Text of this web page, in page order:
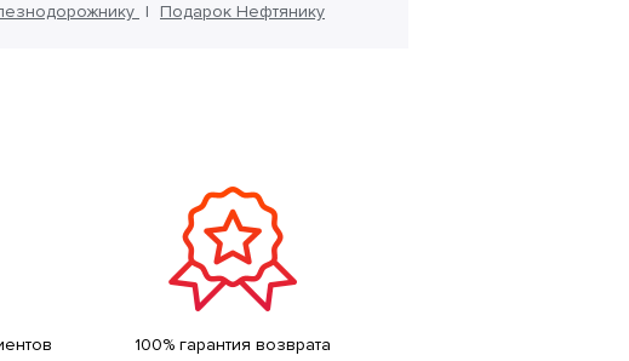
Подарок Нефтянику
100% гарантия возврата